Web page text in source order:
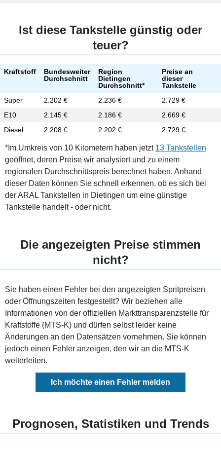
Ist diese Tankstelle günstig oder
teuer?
Kraftstoff
Bundesweiter
Durchschnitt
Region
Dietingen
Durchschnitt*
Preise an
dieser
Tankstelle
Super
2.202 € 2.236 €
2.729 €
E10
2.145 € 2.186 €
2.669 €
Diesel
2.208 € 2.202 € 2.729 €
*Im Umkreis von 10 Kilometern haben jetzt 13 Tankstellen
geöffnet, deren Preise wir analysiert und zu einem
regionalen Durchschnittspreis berechnet haben. Anhand
dieser Daten können Sie schnell erkennen, ob es sich bei
der ARAL Tankstellen in Dietingen um eine günstige
Tankstelle handelt - oder nicht.
Die angezeigten Preise stimmen
nicht?
Sie haben einen Fehler bei den angezeigten Spritpreisen
oder Öffnungszeiten festgestellt? Wir beziehen alle
Informationen von der offiziellen Markttransparenzstelle für
Kraftstoffe (MTS-K) und dürfen selbst leider keine
Änderungen an den Datensätzen vornehmen. Sie können
jedoch einen Fehler anzeigen, den wir an die MTS-K
weiterleiten.
Ich möchte einen Fehler melden
Prognosen, Statistiken und Trends